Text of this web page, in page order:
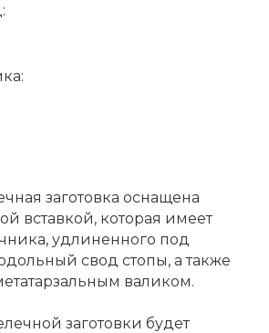
заготовка оснащена
вставкой, которая имеет
удлиненного под
свод стопы, а также
валиком.
заготовки будет